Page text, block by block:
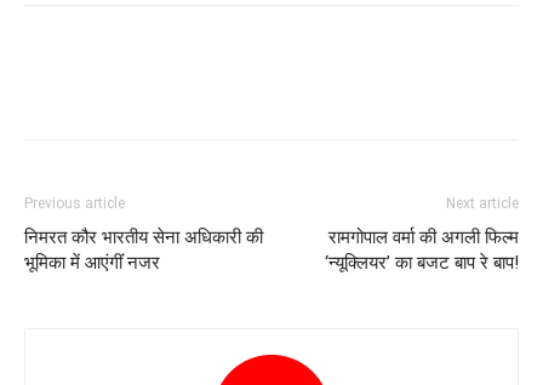
Previous article
निमरत कौर भारतीय सेना अधिकारी की
भूमिका में आएंगींं नजर
Next article
रामगोपाल वर्मा की अगली फिल्‍म
‘न्यूक्लियर’ का बजट बाप रे बाप!